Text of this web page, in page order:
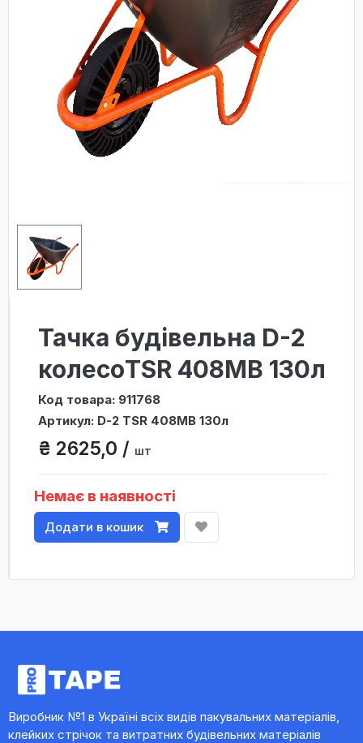
Тачка будівельна D-2
колесоTSR 408MB 130л
Код товара: 911768
Артикул: D-2 TSR 408MB 130л
₴ 2625,0 / шт
Немає в наявності
Додати в кошик
Виробник №1 в Україні всіх видів пакувальних матеріалів,
клейких стрічок та витратних будівельних матеріалів